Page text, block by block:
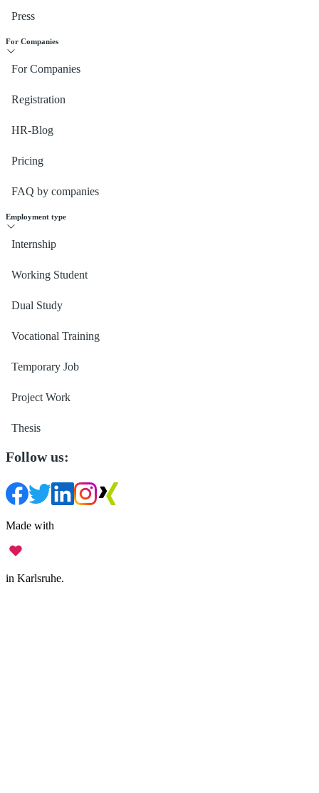
Press
For Companies
For Companies
Registration
HR-Blog
Pricing
FAQ by companies
Employment type
Internship
Working Student
Dual Study
Vocational Training
Temporary Job
Project Work
Thesis
Follow us:
Made with
in Karlsruhe.